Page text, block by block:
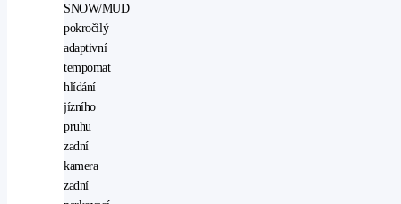
SNOW/MUD
pokročilý
adaptivní
tempomat
hlídání
jízního
pruhu
zadní
kamera
zadní